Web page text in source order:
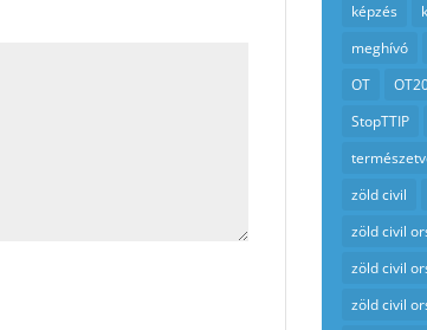
képzés
meghívó
OT
StopTTIP
zöld civil
zöld civil
zöld civil
zöld civil